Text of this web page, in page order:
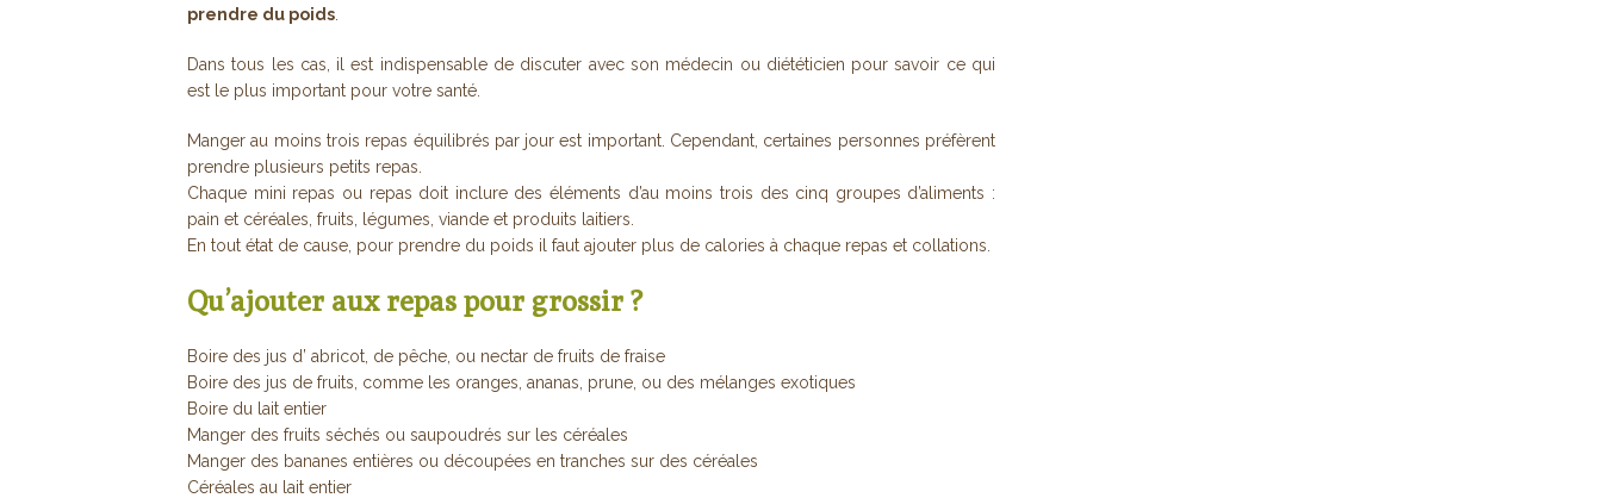
prendre du poids
Dans tous les cas, il est indispensable de discuter avec son médecin ou diététicien pour savoir ce qui
est le plus important pour votre santé.
Manger au moins trois repas équilibrés par jour est important. Cependant, certaines personnes préfèrent
prendre plusieurs petits repas.
Chaque mini repas ou repas doit inclure des éléments d’au moins trois des cinq groupes d’aliments :
pain et céréales, fruits, légumes, viande et produits laitiers.
En tout état de cause, pour prendre du poids il faut ajouter plus de calories à chaque repas et collations.
Qu’ajouter aux repas pour grossir ?
Boire des jus d’ abricot, de pêche, ou nectar de fruits de fraise
Boire des jus de fruits, comme les oranges, ananas, prune, ou des mélanges exotiques
Boire du lait entier
Manger des fruits séchés ou saupoudrés sur les céréales
Manger des bananes entières ou découpées en tranches sur des céréales
Céréales au lait entier